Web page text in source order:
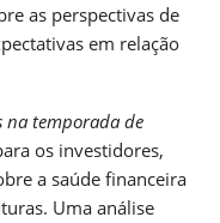
as perspectivas de
em relação
na temporada de
os investidores,
a saúde financeira
Uma análise